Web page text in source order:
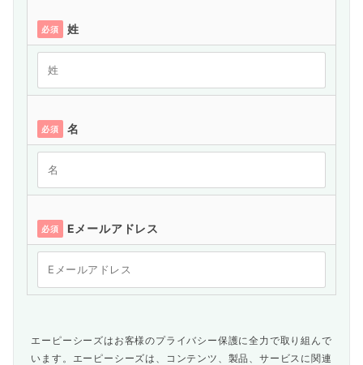
必須 姓
必須 名
必須 Eメールアドレス
エーピーシーズはお客様のプライバシー保護に全力で取り組んで
います。エーピーシーズは、コンテンツ、製品、サービスに関連